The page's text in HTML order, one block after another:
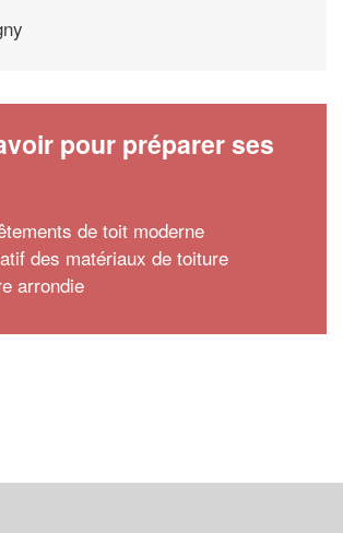
pour préparer ses
de toit moderne
des matériaux de toiture
arrondie